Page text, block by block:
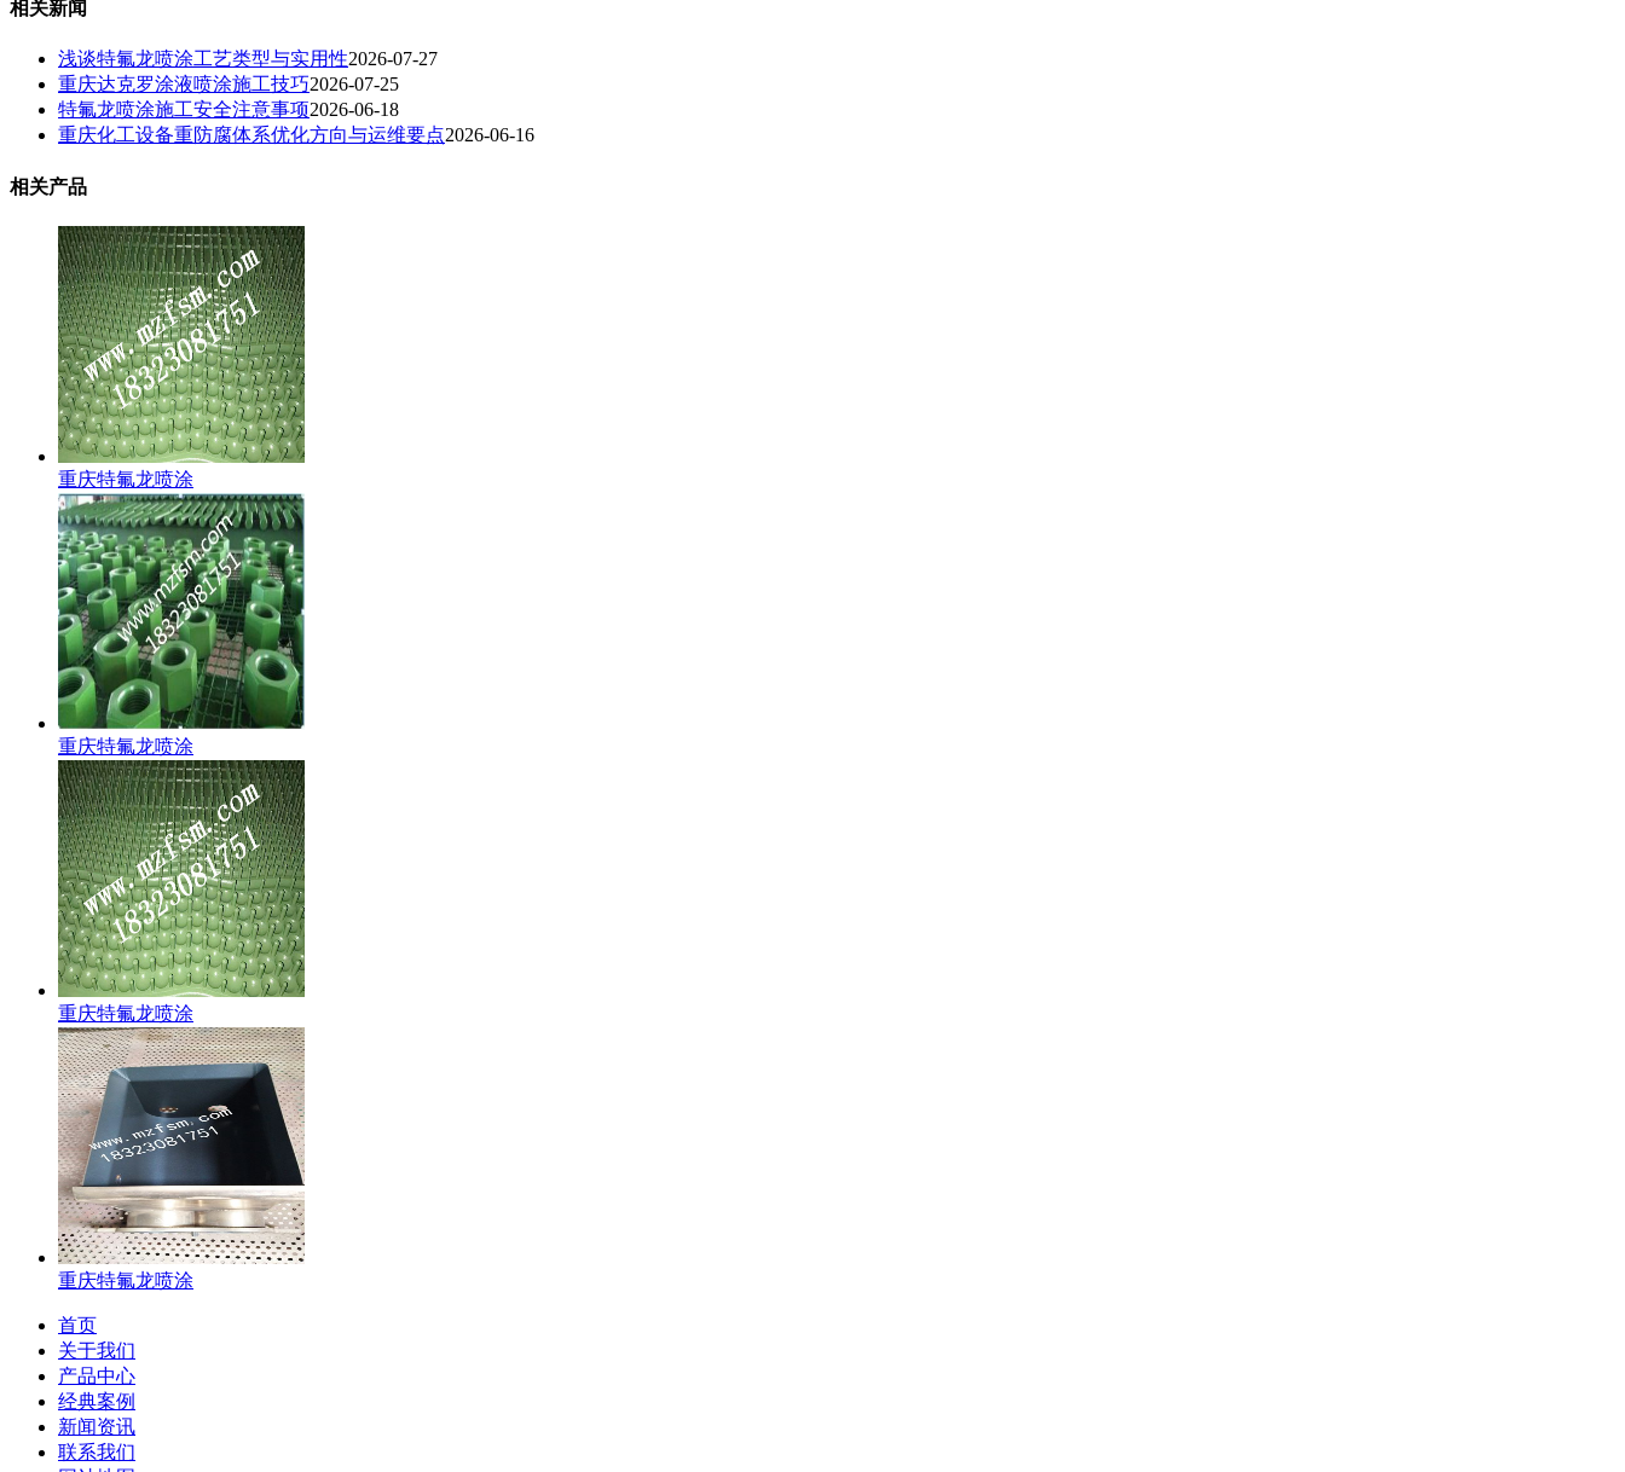
相关新闻
浅谈特氟龙喷涂工艺类型与实用性2026-07-27
重庆达克罗涂液喷涂施工技巧2026-07-25
特氟龙喷涂施工安全注意事项2026-06-18
重庆化工设备重防腐体系优化方向与运维要点2026-06-16
相关产品
重庆特氟龙喷涂
重庆特氟龙喷涂
重庆特氟龙喷涂
重庆特氟龙喷涂
首页
关于我们
产品中心
经典案例
新闻资讯
联系我们